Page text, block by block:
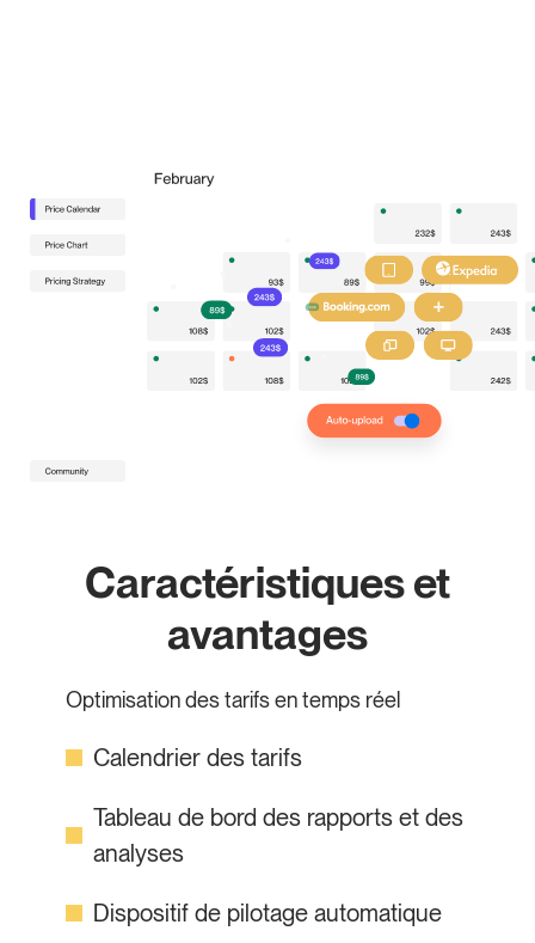
Caractéristiques et
avantages
Optimisation des tarifs en temps réel
Calendrier des tarifs
Tableau de bord des rapports et des
analyses
Dispositif de pilotage automatique